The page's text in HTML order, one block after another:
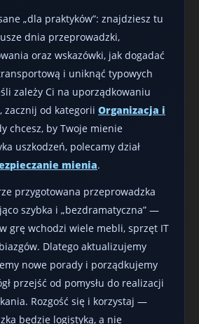
„dla praktyków”: znajdziesz tu
dnia przeprowadzki,
oraz wskazówki, jak dogadać
i uniknąć typowych
zależy Ci na uporządkowaniu
zacznij od kategorii Organizacja i
chcesz, by Twoje mienie
uszkodzeń, polecamy dział
mienia.
przygotowana przeprowadzka
szybka i „bezdramatyczna” —
grę wchodzi wiele mebli, sprzęt IT
Dlatego aktualizujemy
nowe porady i porządkujemy
przejść od pomysłu do realizacji
Rozgość się i korzystaj —
będzie logistyką, a nie